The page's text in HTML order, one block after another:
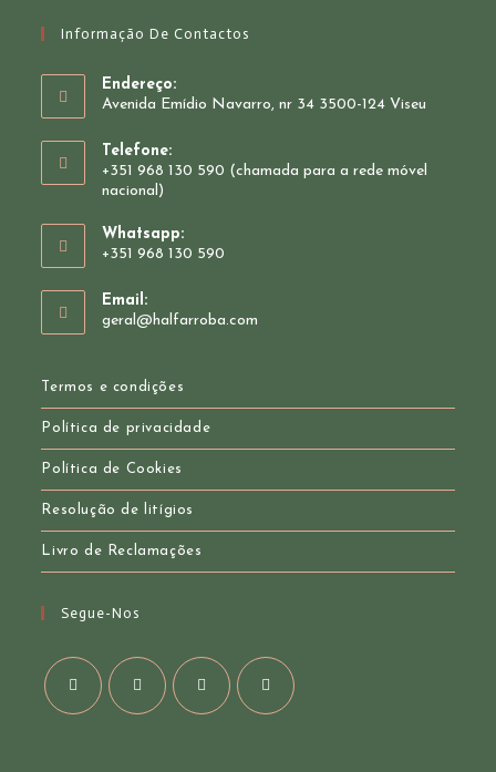
Informação De Contactos
Endereço:
Avenida Emídio Navarro, nr 34 3500-124 Viseu
Telefone:
+351 968 130 590 (chamada para a rede móvel
nacional)
Whatsapp:
+351 968 130 590
in
your
Email:
geral@halfarroba.com
Termos e condições
Política de privacidade
Política de Cookies
Resolução de litígios
Livro de Reclamações
Segue-Nos